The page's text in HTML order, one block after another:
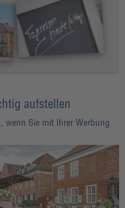
aufstellen
wenn Sie mit Ihrer Werbung